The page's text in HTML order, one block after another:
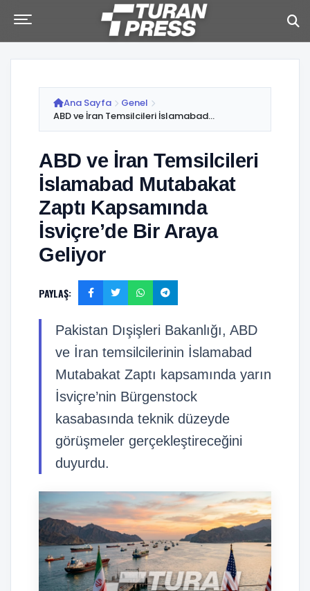
Ana Sayfa
Genel
ABD ve İran Temsilcileri İslamabad...
ABD ve İran Temsilcileri
İslamabad Mutabakat
Zaptı Kapsamında
İsviçre’de Bir Araya
Geliyor
PAYLAŞ:
Pakistan Dışişleri Bakanlığı, ABD
ve İran temsilcilerinin İslamabad
Mutabakat Zaptı kapsamında yarın
İsviçre’nin Bürgenstock
kasabasında teknik düzeyde
görüşmeler gerçekleştireceğini
duyurdu.